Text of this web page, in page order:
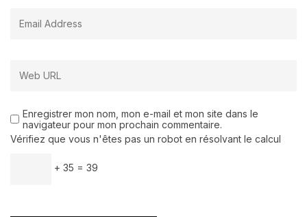
Enregistrer mon nom, mon e-mail et mon site dans le
navigateur pour mon prochain commentaire.
Vérifiez que vous n'êtes pas un robot en résolvant le calcul
+ 35 = 39